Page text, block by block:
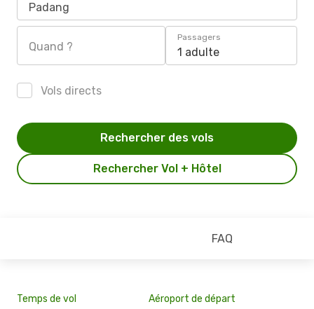
Padang
Quand ?
Passagers
1 adulte
Vols directs
Rechercher Vol + Hôtel
Rechercher des vols
FAQ
Temps de vol Aéroport de départ